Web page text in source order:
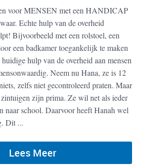
voor MENSEN met een HANDICAP
Echte hulp van de overheid
Bijvoorbeeld met een rolstoel, een
een badkamer toegankelijk te maken
hulp van de overheid aan mensen
Neem nu Hana, ze is 12
zelfs niet gecontroleerd praten. Maar
zintuigen zijn prima. Ze wil net als ieder
naar school. Daarvoor heeft Hanah wel
Dit ...
Lees Meer